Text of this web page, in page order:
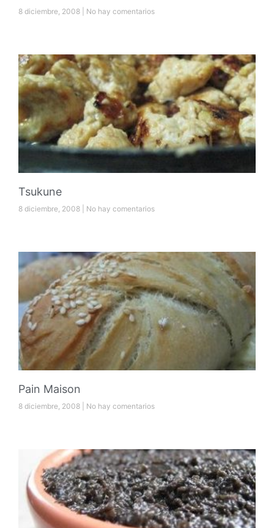
8 diciembre, 2008 No hay comentarios
Tsukune
8 diciembre, 2008 No hay comentarios
Pain Maison
8 diciembre, 2008 No hay comentarios